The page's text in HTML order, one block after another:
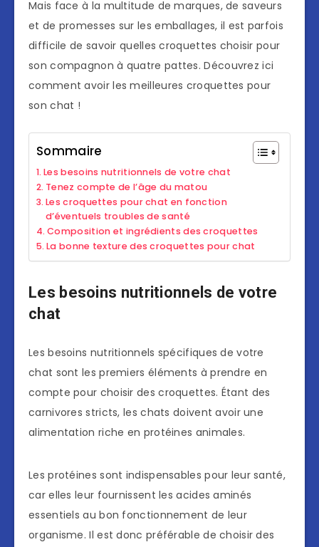
Mais face à la multitude de marques, de saveurs
et de promesses sur les emballages, il est parfois
difficile de savoir quelles croquettes choisir pour
son compagnon à quatre pattes. Découvrez ici
comment avoir les meilleures croquettes pour
son chat !
Sommaire
Les besoins nutritionnels de votre chat
Tenez compte de l’âge du matou
Les croquettes pour chat en fonction
d’éventuels troubles de santé
Composition et ingrédients des croquettes
La bonne texture des croquettes pour chat
Les besoins nutritionnels de votre
chat
Les besoins nutritionnels spécifiques de votre
chat sont les premiers éléments à prendre en
compte pour choisir des croquettes. Étant des
carnivores stricts, les chats doivent avoir une
alimentation riche en protéines animales.
Les protéines sont indispensables pour leur santé,
car elles leur fournissent les acides aminés
essentiels au bon fonctionnement de leur
organisme. Il est donc préférable de choisir des